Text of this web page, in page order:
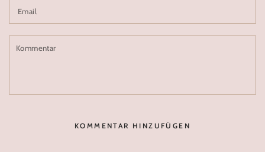
KOMMENTAR HINZUFÜGEN